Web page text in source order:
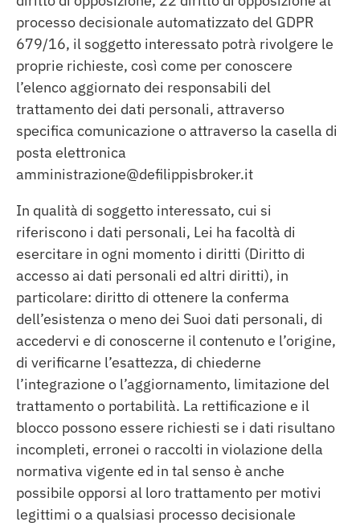
processo decisionale automatizzato del GDPR
679/16, il soggetto interessato potrà rivolgere le
proprie richieste, così come per conoscere
l’elenco aggiornato dei responsabili del
trattamento dei dati personali, attraverso
specifica comunicazione o attraverso la casella di
posta elettronica
amministrazione@defilippisbroker.it
In qualità di soggetto interessato, cui si
riferiscono i dati personali, Lei ha facoltà di
esercitare in ogni momento i diritti (Diritto di
accesso ai dati personali ed altri diritti), in
particolare: diritto di ottenere la conferma
dell’esistenza o meno dei Suoi dati personali, di
accedervi e di conoscerne il contenuto e l’origine,
di verificarne l’esattezza, di chiederne
l’integrazione o l’aggiornamento, limitazione del
trattamento o portabilità. La rettificazione e il
blocco possono essere richiesti se i dati risultano
incompleti, erronei o raccolti in violazione della
normativa vigente ed in tal senso è anche
possibile opporsi al loro trattamento per motivi
legittimi o a qualsiasi processo decisionale